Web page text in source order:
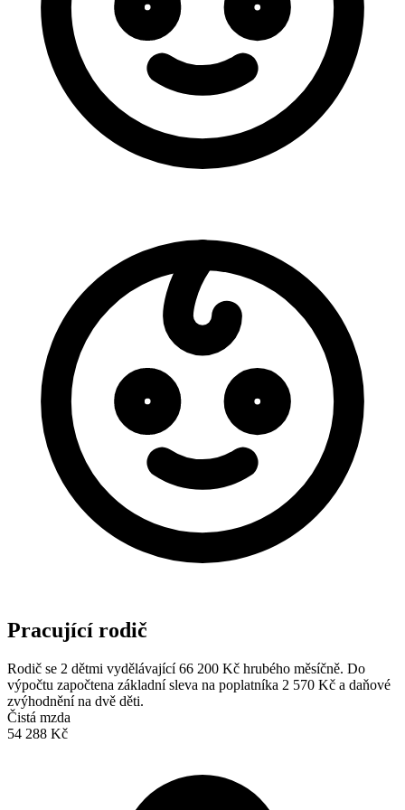
Pracující rodič
Rodič se 2 dětmi vydělávající 66 200 Kč hrubého měsíčně. Do
výpočtu započtena základní sleva na poplatníka 2 570 Kč a daňové
zvýhodnění na dvě děti.
Čistá mzda
54 288 Kč